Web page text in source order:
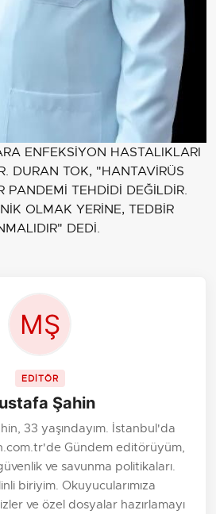
ENFEKSİYON HASTALIKLARI
DURAN TOK, "HANTAVİRÜS
PANDEMİ TEHDİDİ DEĞİLDİR.
OLMAK YERİNE, TEDBİR
DEDİ.
EDİTÖR
Şahin
33 yaşındayım. İstanbul'da
Gündem editörüyüm,
ve savunma politikaları.
biriyim. Okuyucularımıza
ve özel dosyalar hazırlamayı